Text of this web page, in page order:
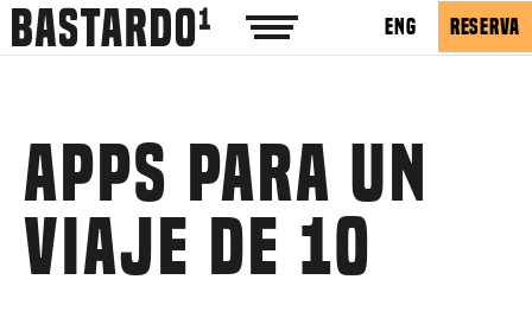
ENG RESERVA
Apps para un
viaje de 10